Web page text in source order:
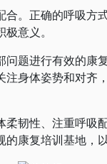
。正确的呼吸方
意义‌。
题进行有效的康
身体姿势和对齐
韧性、注重呼吸
康复培训基地，